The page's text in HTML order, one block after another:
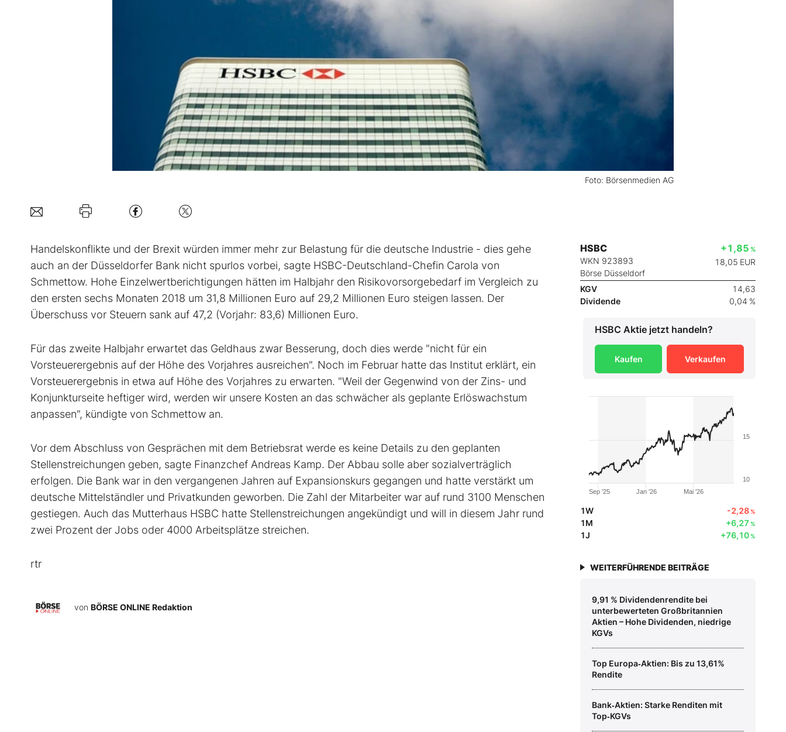
Foto: Börsenmedien AG
Handelskonflikte und der Brexit würden immer mehr zur Belastung für die deutsche Industrie - dies gehe
auch an der Düsseldorfer Bank nicht spurlos vorbei, sagte HSBC-Deutschland-Chefin Carola von
Schmettow. Hohe Einzelwertberichtigungen hätten im Halbjahr den Risikovorsorgebedarf im Vergleich zu
den ersten sechs Monaten 2018 um 31,8 Millionen Euro auf 29,2 Millionen Euro steigen lassen. Der
Überschuss vor Steuern sank auf 47,2 (Vorjahr: 83,6) Millionen Euro.
Für das zweite Halbjahr erwartet das Geldhaus zwar Besserung, doch dies werde "nicht für ein
Vorsteuerergebnis auf der Höhe des Vorjahres ausreichen". Noch im Februar hatte das Institut erklärt, ein
Vorsteuerergebnis in etwa auf Höhe des Vorjahres zu erwarten. "Weil der Gegenwind von der Zins- und
Konjunkturseite heftiger wird, werden wir unsere Kosten an das schwächer als geplante Erlöswachstum
anpassen", kündigte von Schmettow an.
Vor dem Abschluss von Gesprächen mit dem Betriebsrat werde es keine Details zu den geplanten
Stellenstreichungen geben, sagte Finanzchef Andreas Kamp. Der Abbau solle aber sozialverträglich
erfolgen. Die Bank war in den vergangenen Jahren auf Expansionskurs gegangen und hatte verstärkt um
deutsche Mittelständler und Privatkunden geworben. Die Zahl der Mitarbeiter war auf rund 3100 Menschen
gestiegen. Auch das Mutterhaus HSBC hatte Stellenstreichungen angekündigt und will in diesem Jahr rund
zwei Prozent der Jobs oder 4000 Arbeitsplätze streichen.
rtr
von BÖRSE ONLINE Redaktion
HSBC
WKN 923893
Börse Düsseldorf
+1,85 %
18,05 EUR
KGV
14,63
Dividende
0,04 %
HSBC Aktie jetzt handeln?
Kaufen Verkaufen
Jan '26
Sep '25 Mai '26
10
15
1W -2,28%
1M +6,27 %
1J +76,10%
WEITERFÜHRENDE BEITRÄGE
9,91 % Dividendenrendite bei
unterbewerteten Großbritannien
Aktien – Hohe Dividenden, niedrige
KGVs
Top Europa‑Aktien: Bis zu 13,61%
Rendite
Bank‑Aktien: Starke Renditen mit
Top‑KGVs